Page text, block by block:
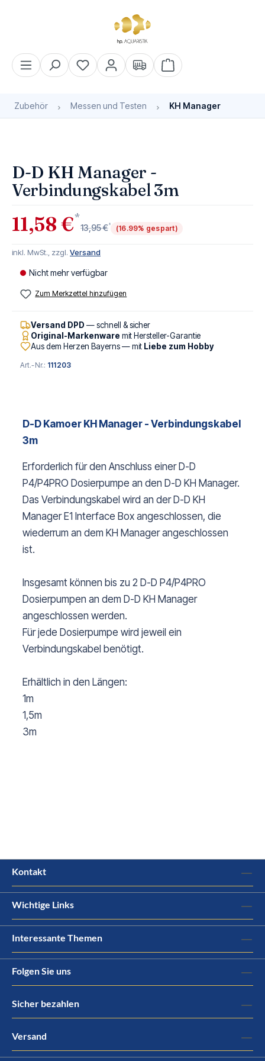
Warenkorb enthält 0
Zubehör Messen und Testen KH Manager
D-D KH Manager -
Verbindungskabel 3m
11,58 €*
13,95 €* (16.99% gespart)
inkl. MwSt., zzgl. Versand
Nicht mehr verfügbar
Zum Merkzettel hinzufügen
Versand DPD — schnell & sicher
Original-Markenware mit Hersteller-Garantie
Aus dem Herzen Bayerns — mit Liebe zum Hobby
Art.-Nr.: 111203
D-D Kamoer KH Manager - Verbindungskabel
3m
Erforderlich für den Anschluss einer D-D
P4/P4PRO Dosierpumpe an den D-D KH Manager.
Das Verbindungskabel wird an der D-D KH
Manager E1 Interface Box angeschlossen, die
wiederrum an dem KH Manager angeschlossen
ist.
Insgesamt können bis zu 2 D-D P4/P4PRO
Dosierpumpen an dem D-D KH Manager
angeschlossen werden.
Für jede Dosierpumpe wird jeweil ein
Verbindungskabel benötigt.
Erhältlich in den Längen:
1m
1,5m
3m
Kontakt
Wichtige Links
Interessante Themen
Folgen Sie uns
Sicher bezahlen
Versand